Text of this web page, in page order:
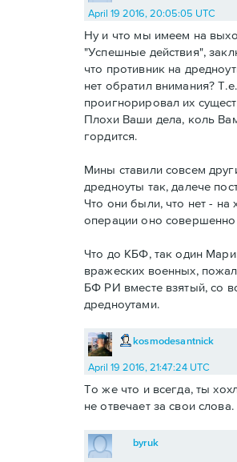
April 19 2016, 20:05:05 UTC
Ну и что мы имеем на
"Успешные действия",
что противник на
нет обратил внимания?
проигнорировал их
Плохи Ваши дела, коль
гордится.
Мины ставили совсем
дредноуты так, далече
Что они были, что нет - на
операции оно совершенно
Что до КБФ, так один
вражеских военных,
БФ РИ вместе взятый, со
дредноутами.
kosmodesantnick
April 19 2016, 21:47:24 UTC
То же что и всегда, ты
не отвечает за свои слова.
byruk